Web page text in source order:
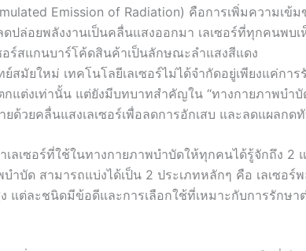
Emission of Radiation) คือการเพิ่มความเข้ม
ปล่อยพลังงานเป็นคลื่นแสงออกมา เลเซอร์ที่ทุกคนพบเ
อร์สแกนบาร์โค้ดสินค้าเป็นลักษณะลำแสงสีแดง
สมัยใหม่ เทคโนโลยีเลเซอร์ไม่ได้จำกัดอยู่เพียงแค่การ
แต่งเท่านั้น แต่ยังมีบทบาทสำคัญใน “ทางกายภาพบำบั
ด้วยคลื่นแสงเลเซอร์เพื่อลดการอักเสบ และลดแผลกด
ลเซอร์ที่ใช้ในทางกายภาพบำบัดให้ทุกคนได้รู้จักถึง 2
บำบัด สามารถแบ่งได้เป็น 2 ประเภทหลักๆ คือ เลเซอร์
ง แต่ละชนิดมีข้อดีและการเลือกใช้ที่เหมาะกับการรักษา